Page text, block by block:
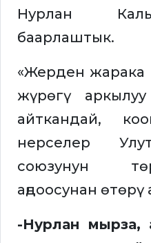
Нурлан
баарлаштык.
«Жерден жарака
жүрөгү
айткандай,
нерселер
союзунун
аңдоосунан
-Нурлан мырза,